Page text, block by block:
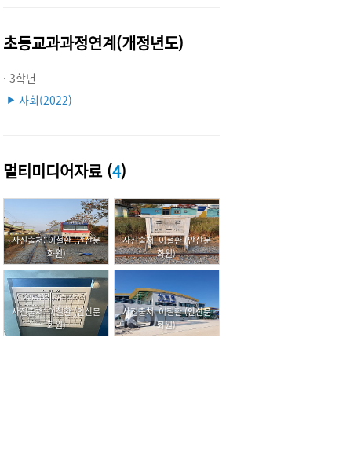
초등교과과정연계(개정년도)
· 3학년
▶ 사회(2022)
멀티미디어자료 (4)
사진출처: 이철환 (안산문
화원)
사진출처: 이철환 (안산문
화원)
사진출처: 이철환 (안산문
화원)
사진출처: 이철환 (안산문
화원)